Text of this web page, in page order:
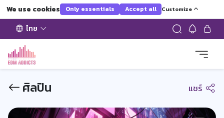
We use cookies Only essentials Accept all Customize
ไทย
ศิลปิน แชร์